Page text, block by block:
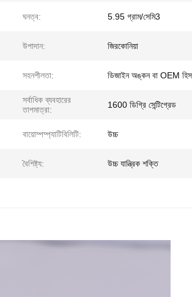
ঘনত্ব: 5.95 গ্রাম/সেমি3
উপাদান: জিরকোনিয়া
সহনশীলতা: ডিজাইন অঙ্কন বা OEM
সর্বাধিক ব্যবহারের
তাপমাত্রা:
1600 ডিগ্রি সেন্টিগ্রেড
বায়োম্পম্প্যাটিবিলিটি: উচ্চ
বৈশিষ্ট্য: উচ্চ যান্ত্রিক শক্তি